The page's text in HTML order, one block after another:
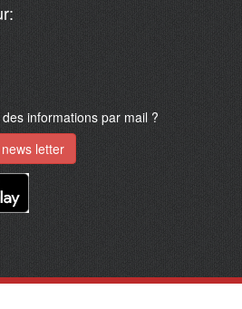
informations par mail ?
letter